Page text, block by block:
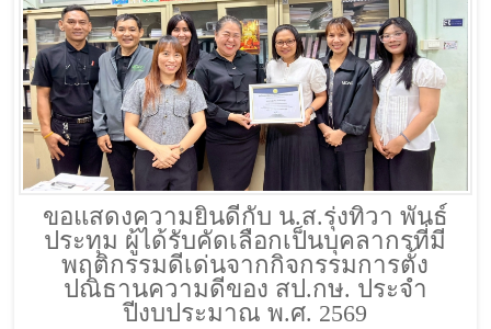
ขอแสดงความยินดีกับ น.ส.รุ่งทิวา พันธ์
ประทุม ผู้ได้รับคัดเลือกเป็นบุคลากรที่มี
พฤติกรรมดีเด่นจากกิจกรรมการตั้ง
ปณิธานความดีของ สป.กษ. ประจำ
ปีงบประมาณ พ.ศ. 2569